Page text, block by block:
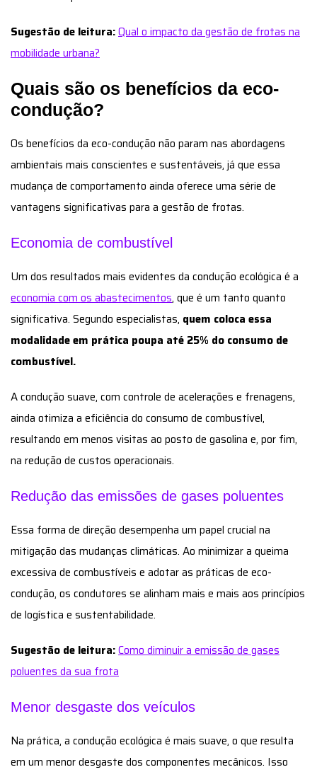
Sugestão de leitura:Qual o impacto da gestão de frotas na
mobilidade urbana?
Quais são os benefícios da eco-
condução?
Os benefícios da eco-condução não param nas abordagens
ambientais mais conscientes e sustentáveis, já que essa
mudança de comportamento ainda oferece uma série de
vantagens significativas para a gestão de frotas.
Economia de combustível
Um dos resultados mais evidentes da condução ecológica é a
economia com os abastecimentos, que é um tanto quanto
significativa. Segundo especialistas, quem coloca essa
modalidade em prática poupa até 25% do consumo de
combustível.
A condução suave, com controle de acelerações e frenagens,
ainda otimiza a eficiência do consumo de combustível,
resultando em menos visitas ao posto de gasolina e, por fim,
na redução de custos operacionais.
Redução das emissões de gases poluentes
Essa forma de direção desempenha um papel crucial na
mitigação das mudanças climáticas. Ao minimizar a queima
excessiva de combustíveis e adotar as práticas de eco-
condução, os condutores se alinham mais e mais aos princípios
de logística e sustentabilidade.
Sugestão de leitura:Como diminuir a emissão de gases
poluentes da sua frota
Menor desgaste dos veículos
Na prática, a condução ecológica é mais suave, o que resulta
em um menor desgaste dos componentes mecânicos. Isso